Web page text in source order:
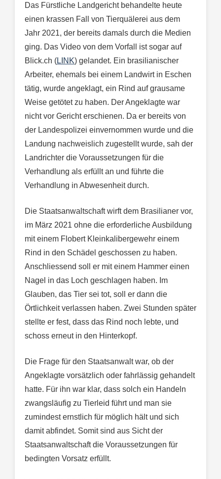
Das Fürstliche Landgericht behandelte heute
einen krassen Fall von Tierquälerei aus dem
Jahr 2021, der bereits damals durch die Medien
ging. Das Video von dem Vorfall ist sogar auf
Blick.ch (LINK) gelandet. Ein brasilianischer
Arbeiter, ehemals bei einem Landwirt in Eschen
tätig, wurde angeklagt, ein Rind auf grausame
Weise getötet zu haben. Der Angeklagte war
nicht vor Gericht erschienen. Da er bereits von
der Landespolizei einvernommen wurde und die
Landung nachweislich zugestellt wurde, sah der
Landrichter die Voraussetzungen für die
Verhandlung als erfüllt an und führte die
Verhandlung in Abwesenheit durch.
Die Staatsanwaltschaft wirft dem Brasilianer vor,
im März 2021 ohne die erforderliche Ausbildung
mit einem Flobert Kleinkalibergewehr einem
Rind in den Schädel geschossen zu haben.
Anschliessend soll er mit einem Hammer einen
Nagel in das Loch geschlagen haben. Im
Glauben, das Tier sei tot, soll er dann die
Örtlichkeit verlassen haben. Zwei Stunden später
stellte er fest, dass das Rind noch lebte, und
schoss erneut in den Hinterkopf.
Die Frage für den Staatsanwalt war, ob der
Angeklagte vorsätzlich oder fahrlässig gehandelt
hatte. Für ihn war klar, dass solch ein Handeln
zwangsläufig zu Tierleid führt und man sie
zumindest ernstlich für möglich hält und sich
damit abfindet. Somit sind aus Sicht der
Staatsanwaltschaft die Voraussetzungen für
bedingten Vorsatz erfüllt.